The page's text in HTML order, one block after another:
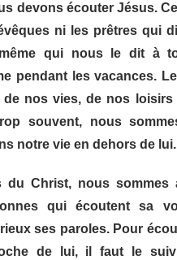
devons écouter Jésus.
ni les prêtres qui
qui nous le dit à
pendant les vacances.
nos vies, de nos loisirs
souvent, nous
notre vie en dehors de lui.
du Christ, nous sommes
qui écoutent sa
ses paroles. Pour
de lui, il faut le